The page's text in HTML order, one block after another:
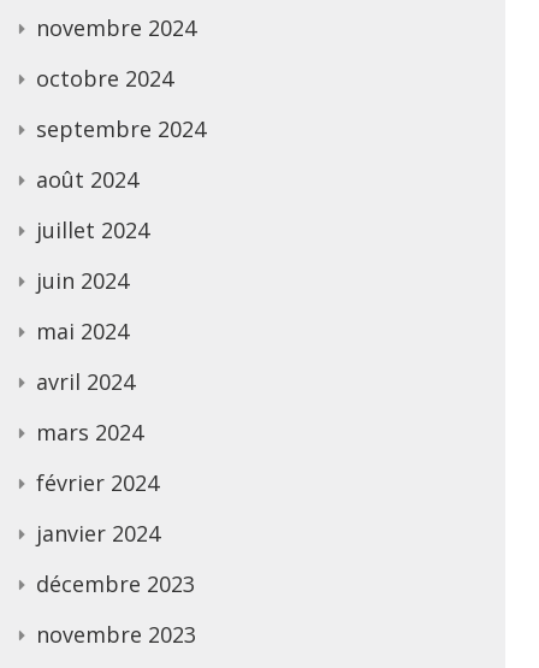
novembre 2024
octobre 2024
septembre 2024
août 2024
juillet 2024
juin 2024
mai 2024
avril 2024
mars 2024
février 2024
janvier 2024
décembre 2023
novembre 2023